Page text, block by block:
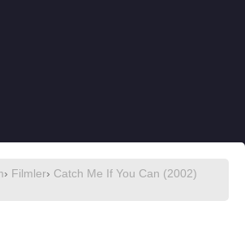
› Filmler› Catch Me If You Can (2002)